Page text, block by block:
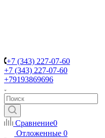
+7 (343) 227-07-60
+7 (343) 227-07-60
+79193869696
Сравнение0
Отложенные 0